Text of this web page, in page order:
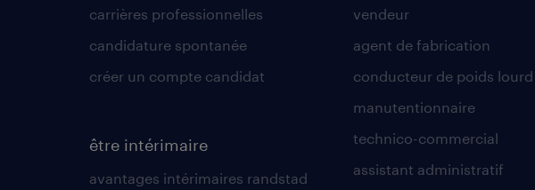
carrières professionnelles
candidature spontanée
créer un compte candidat
être intérimaire
avantages intérimaires randstad
vendeur
agent de fabrication
conducteur de poids lourd
manutentionnaire
technico-commercial
assistant administratif